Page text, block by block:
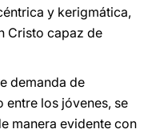
y kerigmática,
Cristo capaz de
demanda de
los jóvenes, se
manera evidente con